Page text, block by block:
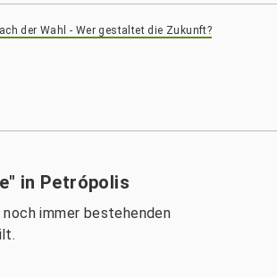
der Wahl - Wer gestaltet die Zukunft?
in Petrópolis
immer bestehenden